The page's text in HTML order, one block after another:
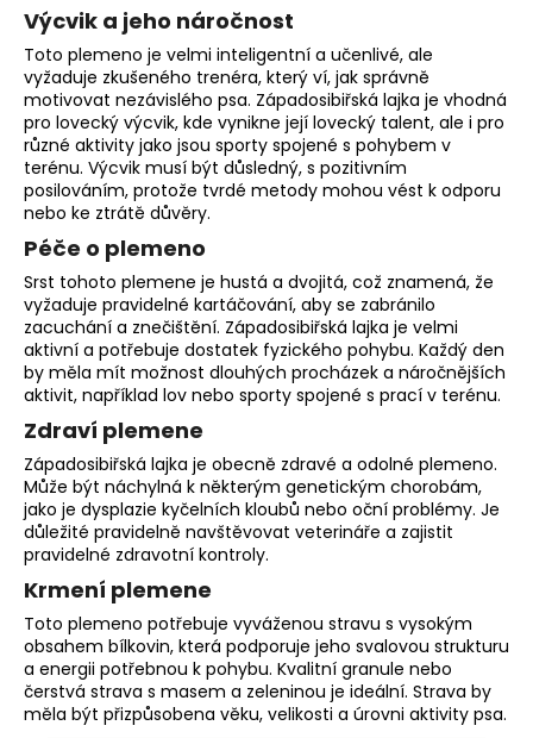
Výcvik a jeho náročnost
Toto plemeno je velmi inteligentní a učenlivé, ale
vyžaduje zkušeného trenéra, který ví, jak správně
motivovat nezávislého psa. Západosibiřská lajka je vhodná
pro lovecký výcvik, kde vynikne její lovecký talent, ale i pro
různé aktivity jako jsou sporty spojené s pohybem v
terénu. Výcvik musí být důsledný, s pozitivním
posilováním, protože tvrdé metody mohou vést k odporu
nebo ke ztrátě důvěry.
Péče o plemeno
Srst tohoto plemene je hustá a dvojitá, což znamená, že
vyžaduje pravidelné kartáčování, aby se zabránilo
zacuchání a znečištění. Západosibiřská lajka je velmi
aktivní a potřebuje dostatek fyzického pohybu. Každý den
by měla mít možnost dlouhých procházek a náročnějších
aktivit, například lov nebo sporty spojené s prací v terénu.
Zdraví plemene
Západosibiřská lajka je obecně zdravé a odolné plemeno.
Může být náchylná k některým genetickým chorobám,
jako je dysplazie kyčelních kloubů nebo oční problémy. Je
důležité pravidelně navštěvovat veterináře a zajistit
pravidelné zdravotní kontroly.
Krmení plemene
Toto plemeno potřebuje vyváženou stravu s vysokým
obsahem bílkovin, která podporuje jeho svalovou strukturu
a energii potřebnou k pohybu. Kvalitní granule nebo
čerstvá strava s masem a zeleninou je ideální. Strava by
měla být přizpůsobena věku, velikosti a úrovni aktivity psa.